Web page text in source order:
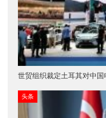
世贸组织裁定土耳其对中
头条